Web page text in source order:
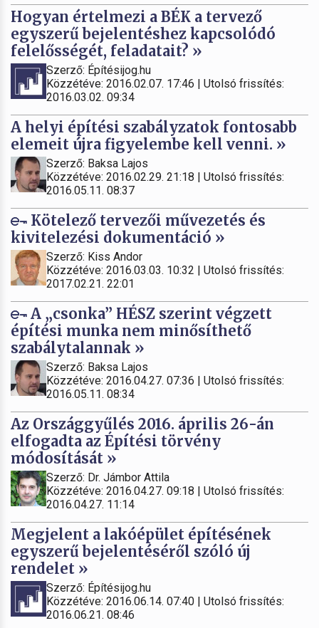
Hogyan értelmezi a BÉK a tervező
egyszerű bejelentéshez kapcsolódó
felelősségét, feladatait? »
Szerző: Építésijog.hu
Közzétéve: 2016.02.07. 17:46 | Utolsó frissítés:
2016.03.02. 09:34
A helyi építési szabályzatok fontosabb
elemeit újra figyelembe kell venni. »
Szerző: Baksa Lajos
Közzétéve: 2016.02.29. 21:18 | Utolsó frissítés:
2016.05.11. 08:37
Kötelező tervezői művezetés és
kivitelezési dokumentáció »
Szerző: Kiss Andor
Közzétéve: 2016.03.03. 10:32 | Utolsó frissítés:
2017.02.21. 22:01
A „csonka” HÉSZ szerint végzett
építési munka nem minősíthető
szabálytalannak »
Szerző: Baksa Lajos
Közzétéve: 2016.04.27. 07:36 | Utolsó frissítés:
2016.05.11. 08:34
Az Országgyűlés 2016. április 26-án
elfogadta az Építési törvény
módosítását »
Szerző: Dr. Jámbor Attila
Közzétéve: 2016.04.27. 09:18 | Utolsó frissítés:
2016.04.27. 11:14
Megjelent a lakóépület építésének
egyszerű bejelentéséről szóló új
rendelet »
Szerző: Építésijog.hu
Közzétéve: 2016.06.14. 07:40 | Utolsó frissítés:
2016.06.21. 08:46